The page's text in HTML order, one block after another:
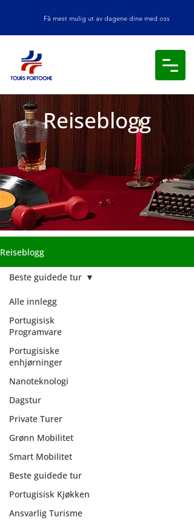
Få mest mulig ut av dagene dine med oss
Reiseblogg
Reiseblogg
Alle innlegg
Portugisisk
Programvare
Portugisiske
enhjørninger
Nanoteknologi
Dagstur
Private Turer
Grønn Mobilitet
Smart Mobilitet
Beste guidede tur
Portugisisk Kjøkken
Ansvarlig Turisme
Beste guidede tur
Beste guidede
tur